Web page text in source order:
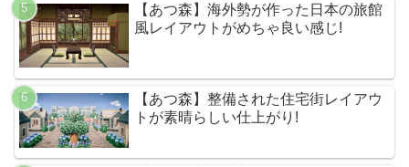
【あつ森】海外勢が作った日本の旅館
風レイアウトがめちゃ良い感じ!
【あつ森】整備された住宅街レイアウ
トが素晴らしい仕上がり!